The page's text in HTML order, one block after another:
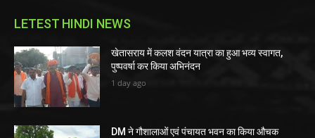
LETEST HINDI NEWS
खेतासराय में कलश वंदन यात्रा का हुआ भव्य स्वागत,
पुष्पवर्षा कर किया अभिनंदन
1 day ago
DM ने गौशालाओं एवं पंचायत भवन का किया औचक